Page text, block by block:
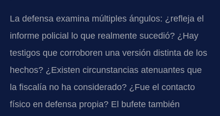
La defensa examina múltiples ángulos: ¿refleja el
informe policial lo que realmente sucedió? ¿Hay
testigos que corroboren una versión distinta de los
hechos? ¿Existen circunstancias atenuantes que
la fiscalía no ha considerado? ¿Fue el contacto
físico en defensa propia? El bufete también